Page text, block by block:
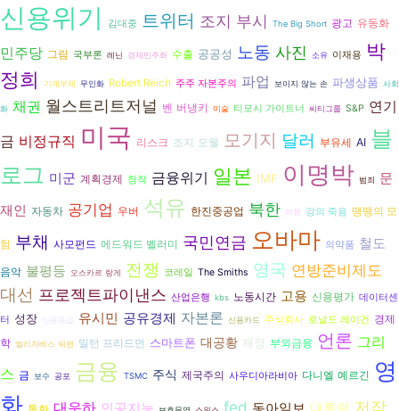
신용위기 김대중 트위터 조지 부시 The Big Short 광고 유동화
민주당 그림 국부론 레닌 경제민주화 수출 공공성 노동 사진 소유 이재용
박
정희
가계부채 무인화 Robert Reich 주주 자본주의 파업 보이지 않는 손 파생상품 사회
화 채권 월스트리트저널 벤 버냉키 미술 티모시 가이트너 씨티그룹 S&P 연기
금 비정규직 미국 리스크 조지 오웰 모기지 달러 부유세 AI 블
로그 미군 계획경제 창작 금융위기 일본 IMF 이명박 범죄
문
재인 자동차 공기업 우버 석유 한진중공업 북한 여행 강의 죽음 땡땡의 모
험 부채 사모펀드 에드워드 벨러미 국민연금 오바마 의약품 철도
음악 불평등 오스카르 랑게 전쟁 코레일 The Smiths 영국 연방준비제도
대선 프로젝트파이낸스 산업은행 kbs 노동시간 고용 신용평가 데이터센
터 성장 신용등급 유시민 공유경제 자본론 신용카드 주식회사 로널드 레이건 경제
학 엘리자베스 워렌 밀턴 프리드먼 스마트폰 대공황 재정 부외금융 언론 그리
스 금 보수 공포 금융 TSMC 주식 제국주의 사우디아라비아 다니엘 예르긴 영
화
대운하 fed
저작